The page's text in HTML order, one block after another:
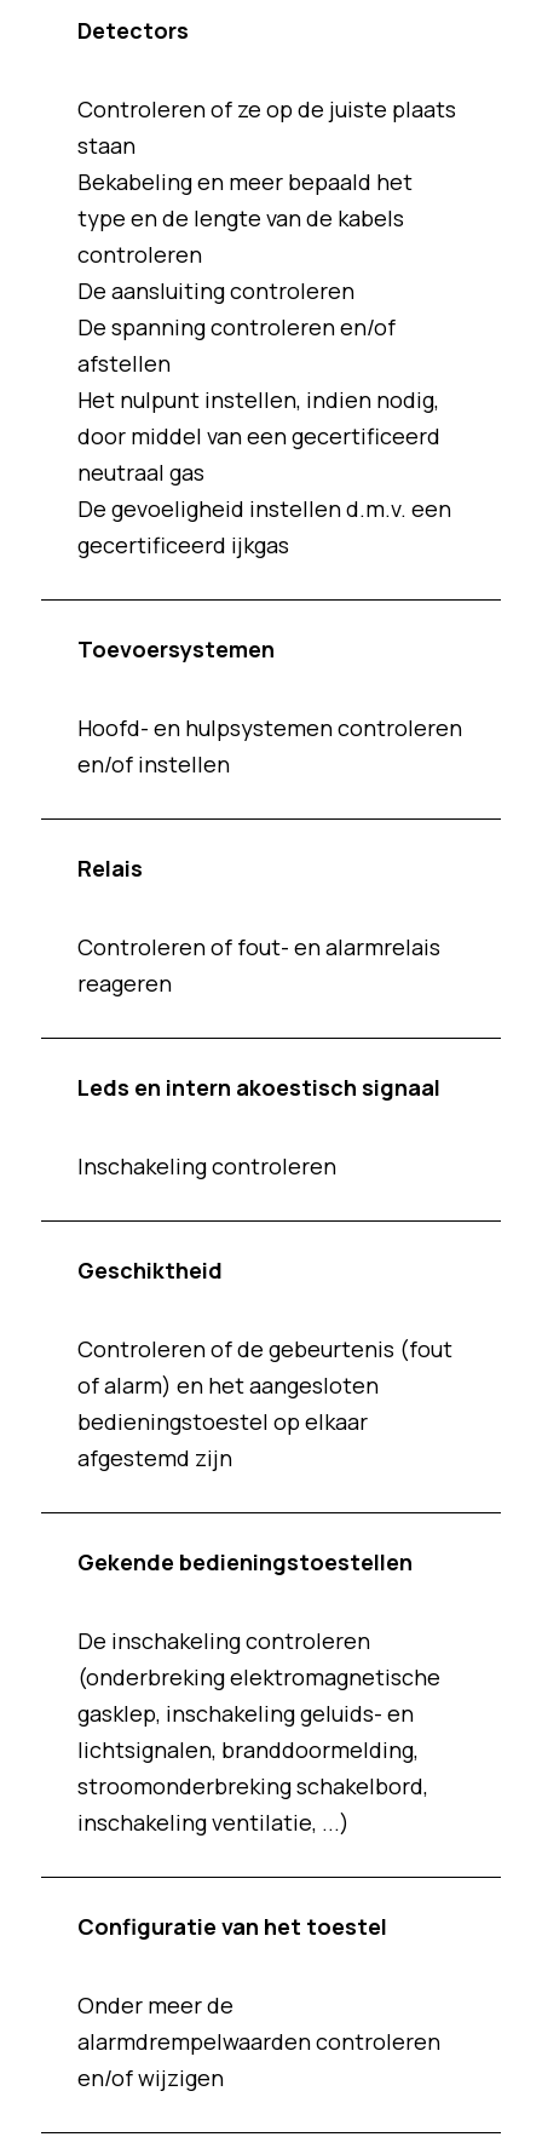
Detectors
Controleren of ze op de juiste plaats
staan
Bekabeling en meer bepaald het
type en de lengte van de kabels
controleren
De aansluiting controleren
De spanning controleren en/of
afstellen
Het nulpunt instellen, indien nodig,
door middel van een gecertificeerd
neutraal gas
De gevoeligheid instellen d.m.v. een
gecertificeerd ijkgas
Toevoersystemen
Hoofd- en hulpsystemen controleren
en/of instellen
Relais
Controleren of fout- en alarmrelais
reageren
Leds en intern akoestisch signaal
Inschakeling controleren
Geschiktheid
Controleren of de gebeurtenis (fout
of alarm) en het aangesloten
bedieningstoestel op elkaar
afgestemd zijn
Gekende bedieningstoestellen
De inschakeling controleren
(onderbreking elektromagnetische
gasklep, inschakeling geluids- en
lichtsignalen, branddoormelding,
stroomonderbreking schakelbord,
inschakeling ventilatie, ...)
Configuratie van het toestel
Onder meer de
alarmdrempelwaarden controleren
en/of wijzigen